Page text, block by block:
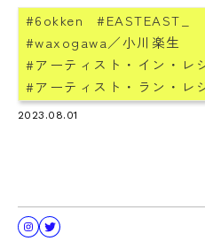
ラー （＊2）、研究者……と
者たちが、ゆるやかに覚悟
している。そこで数多くあ
れぞれの生活と表現をどう
6okkenの定例ミーティング
6okken
EASTEAST_
waxogawa／小川楽生
アーティスト・イン・レ
アーティスト・ラン・レ
アートプロジェクト
2023.08.01